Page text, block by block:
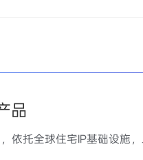
品
依托全球住宅IP基础设施